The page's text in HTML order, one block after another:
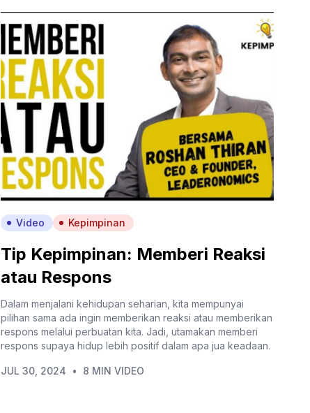
Video Kepimpinan
Tip Kepimpinan: Memberi Reaksi
atau Respons
Dalam menjalani kehidupan seharian, kita mempunyai
pilihan sama ada ingin memberikan reaksi atau memberikan
respons melalui perbuatan kita. Jadi, utamakan memberi
respons supaya hidup lebih positif dalam apa jua keadaan.
JUL 30, 2024 • 8 MIN VIDEO